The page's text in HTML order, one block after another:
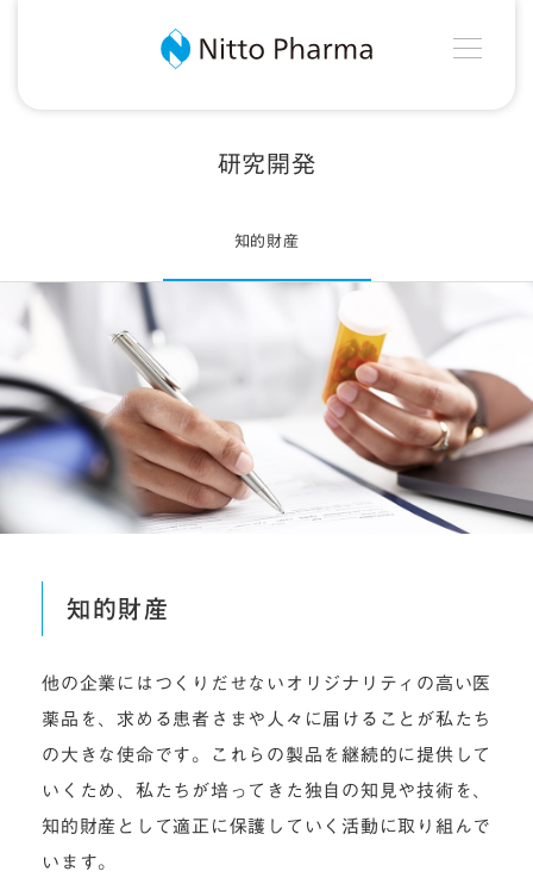
Nitto Pharma
研究開発
知的財産
知的財産
他の企業にはつくりだせないオリジナリティの高い医
薬品を、求める患者さまや人々に届けることが私たち
の大きな使命です。これらの製品を継続的に提供して
いくため、私たちが培ってきた独自の知見や技術を、
知的財産として適正に保護していく活動に取り組んで
います。